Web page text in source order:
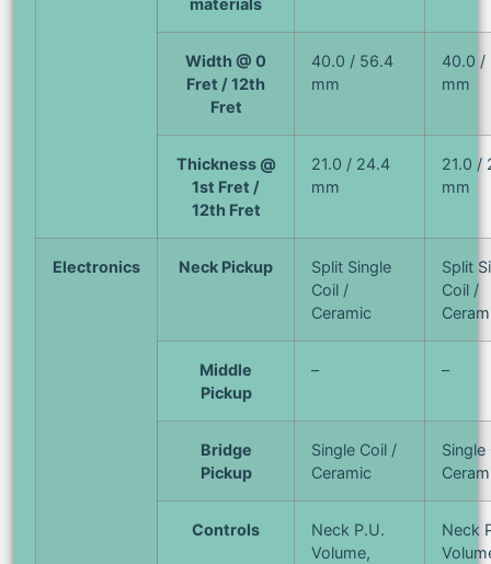
Width @ 0
Fret / 12th
Fret
40.0 / 56.4
mm
40.0 /
mm
Thickness @
1st Fret /
12th Fret
21.0 / 24.4
mm
21.0 /
mm
Electronics Neck Pickup
Split Single
Coil /
Ceramic
Split
Coil /
Middle
Pickup
– –
Bridge
Pickup
Single Coil /
Ceramic
Single
Controls
Neck P.U.
Volume,
Neck